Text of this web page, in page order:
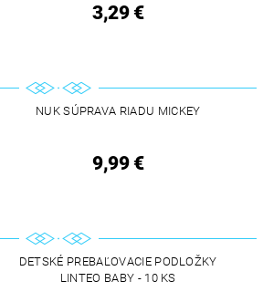
3,29 €
NUK SÚPRAVA RIADU MICKEY
9,99 €
DETSKÉ PREBAĽOVACIE PODLOŽKY
LINTEO BABY - 10 KS